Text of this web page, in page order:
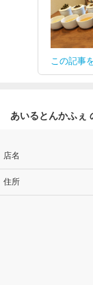
この記事
あいるとんかふぇ
店名
住所